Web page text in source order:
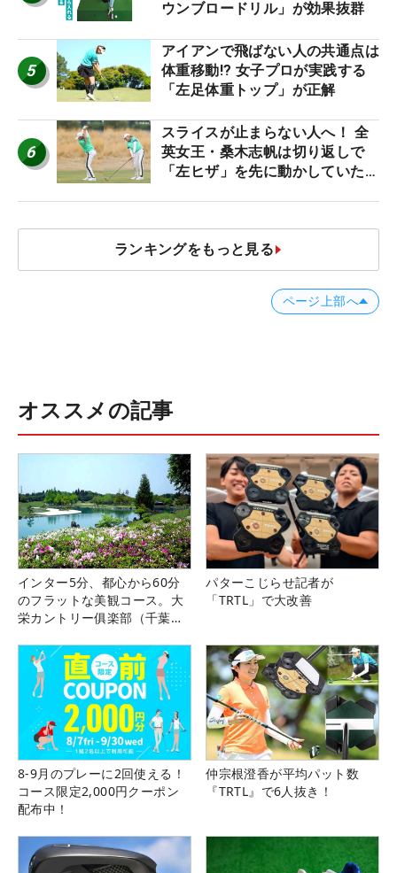
ウンブロードリル」が効果抜群
5
アイアンで飛ばない人の共通点は
体重移動!? 女子プロが実践する
「左足体重トップ」が正解
6
スライスが止まらない人へ！ 全
英女王・桑木志帆は切り返しで
「左ヒザ」を先に動かしていた
ランキングをもっと見る
ページ上部へ
オススメの記事
インター5分、都心から60分
のフラットな美観コース。大
栄カントリー俱楽部（千葉
パターこじらせ記者が
「TRTL」で大改善
8-9月のプレーに2回使える！
コース限定2,000円クーポン
配布中！
仲宗根澄香が平均パット数
『TRTL』で6人抜き！